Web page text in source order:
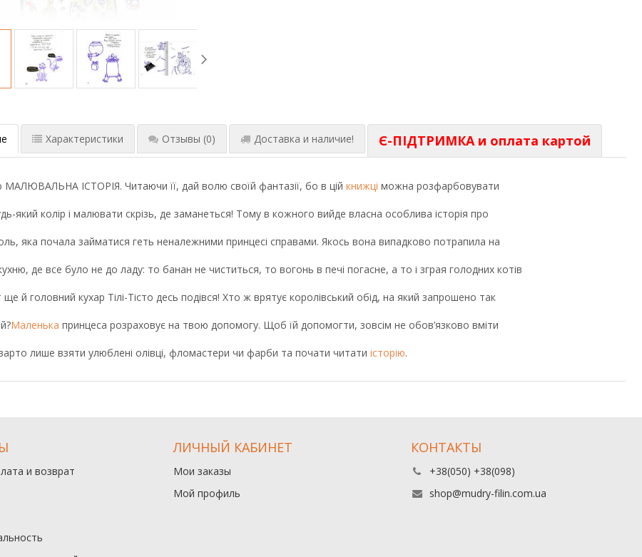
Характеристики Отзывы (0) Доставка и наличие! Є-ПІДТРИМКА и оплата картой
ІСТОРІЯ. Читаючи її, дай волю своїй фантазії, бо в цій книжці можна розфарбовувати
який колір і малювати скрізь, де заманеться! Тому в кожного вийде власна особлива історія про
яка почала займатися геть неналежними принцесі справами. Якось вона випадково потрапила на
де все було не до ладу: то банан не чиститься, то вогонь в печі погасне, а то і зграя голодних котів
й головний кухар Тілі-Тісто десь подівся! Хто ж врятує королівський обід, на який запрошено так
Маленька принцеса розраховує на твою допомогу. Щоб їй допомогти, зовсім не обов’язково вміти
лише взяти улюблені олівці, фломастери чи фарби та почати читати історію.
и возврат
ЛИЧНЫЙ КАБИНЕТ
Мои заказы
Мой профиль
КОНТАКТЫ
+38(050) +38(098)
shop@mudry-filin.com.ua